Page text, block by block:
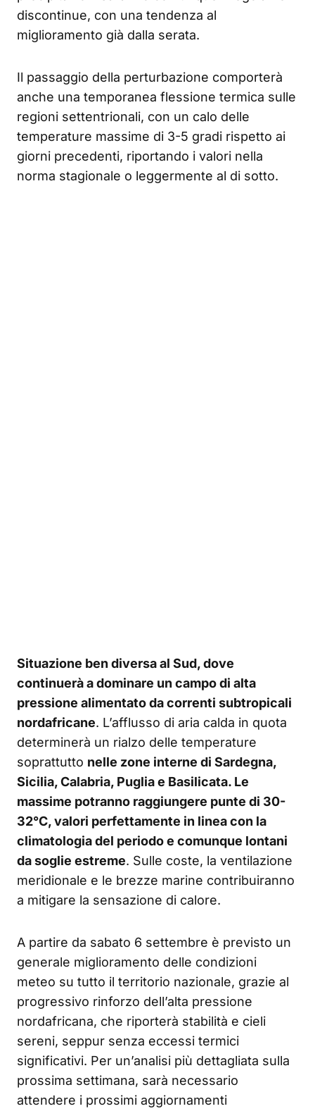
discontinue, con una tendenza al
miglioramento già dalla serata.
Il passaggio della perturbazione comporterà
anche una temporanea flessione termica sulle
regioni settentrionali, con un calo delle
temperature massime di 3-5 gradi rispetto ai
giorni precedenti, riportando i valori nella
norma stagionale o leggermente al di sotto.
Situazione ben diversa al Sud, dove
continuerà a dominare un campo di alta
pressione alimentato da correnti subtropicali
nordafricane. L’afflusso di aria calda in quota
determinerà un rialzo delle temperature
soprattutto nelle zone interne di Sardegna,
Sicilia, Calabria, Puglia e Basilicata. Le
massime potranno raggiungere punte di 30-
32°C, valori perfettamente in linea con la
climatologia del periodo e comunque lontani
da soglie estreme. Sulle coste, la ventilazione
meridionale e le brezze marine contribuiranno
a mitigare la sensazione di calore.
A partire da sabato 6 settembre è previsto un
generale miglioramento delle condizioni
meteo su tutto il territorio nazionale, grazie al
progressivo rinforzo dell’alta pressione
nordafricana, che riporterà stabilità e cieli
sereni, seppur senza eccessi termici
significativi. Per un’analisi più dettagliata sulla
prossima settimana, sarà necessario
attendere i prossimi aggiornamenti